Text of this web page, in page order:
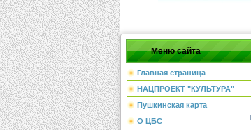
Меню сайта
Главная страница
НАЦПРОЕКТ "КУЛЬТУРА"
Пушкинская карта
О ЦБС